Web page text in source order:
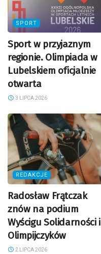
SPORT
Sport w przyjaznym
regionie. Olimpiada w
Lubelskiem oficjalnie
otwarta
3 LIPCA 2026
REDAKCJE
Radosław Frątczak
znów na podium
Wyścigu Solidarności i
Olimpijczyków
2 LIPCA 2026